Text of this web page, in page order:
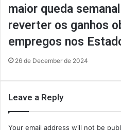
maior queda
reverter os ganhos
empregos nos
26 de December de 2024
Leave a Reply
Your email address will not be